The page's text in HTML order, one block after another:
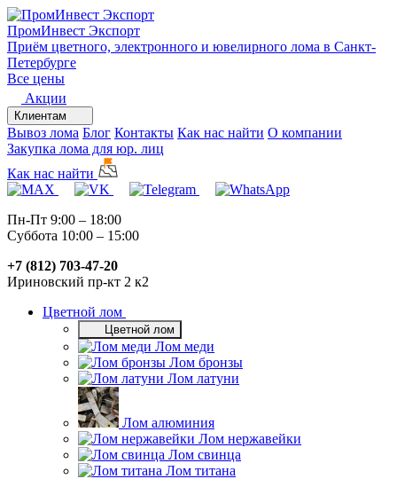
ПромИнвест Экспорт
Приём цветного, электронного и ювелирного лома в Санкт-
Петербурге
Все цены
Акции
Клиентам
Вывоз лома Блог Контакты Как нас найти О компании
Закупка лома для юр. лиц
Как нас найти
Пн-Пт 9:00 – 18:00
Суббота 10:00 – 15:00
+7 (812) 703-47-20
Ириновский пр-кт 2 к2
Цветной лом
Цветной лом
Лом меди
Лом бронзы
Лом латуни
Лом алюминия
Лом нержавейки
Лом свинца
Лом титана